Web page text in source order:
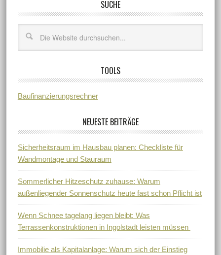
SUCHE
TOOLS
Baufinanzierungsrechner
NEUESTE BEITRÄGE
Sicherheitsraum im Hausbau planen: Checkliste für
Wandmontage und Stauraum
Sommerlicher Hitzeschutz zuhause: Warum
außenliegender Sonnenschutz heute fast schon Pflicht ist
Wenn Schnee tagelang liegen bleibt: Was
Terrassenkonstruktionen in Ingolstadt leisten müssen
Immobilie als Kapitalanlage: Warum sich der Einstieg